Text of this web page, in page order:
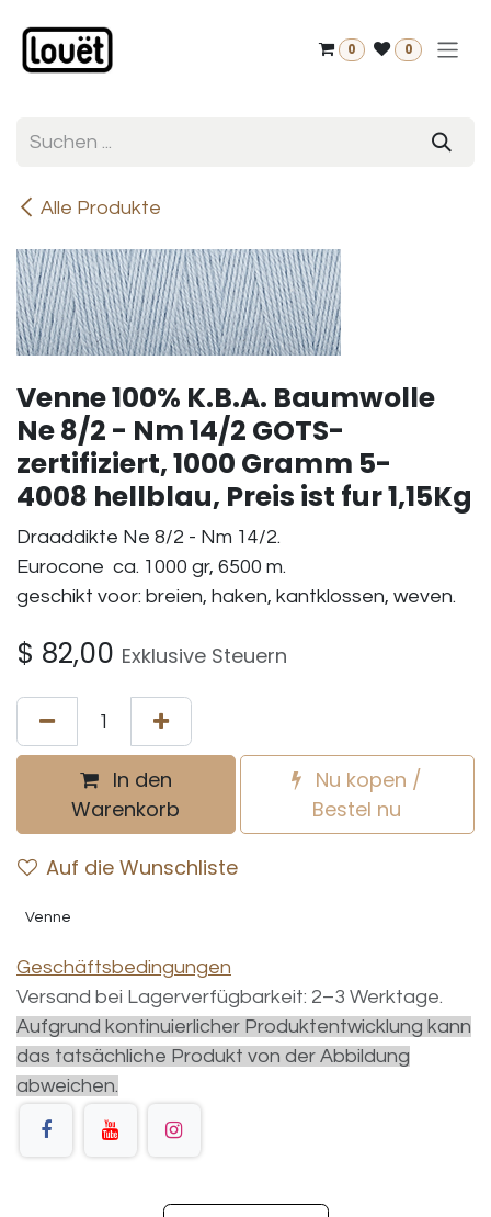
0 0
Alle Produkte
Venne 100% K.B.A. Baumwolle
Ne 8/2 - Nm 14/2 GOTS-
zertifiziert, 1000 Gramm 5-
4008 hellblau, Preis ist fur 1,15Kg
Draaddikte Ne 8/2 - Nm 14/2.
Eurocone ca. 1000 gr, 6500 m.
geschikt voor: breien, haken, kantklossen, weven.
$ 82,00 Exklusive Steuern
In den
Warenkorb
Nu kopen /
Bestel nu
Auf die Wunschliste
Venne
Geschäftsbedingungen
Versand bei Lagerverfügbarkeit: 2–3 Werktage.
Aufgrund kontinuierlicher Produktentwicklung kann
das tatsächliche Produkt von der Abbildung
abweichen.